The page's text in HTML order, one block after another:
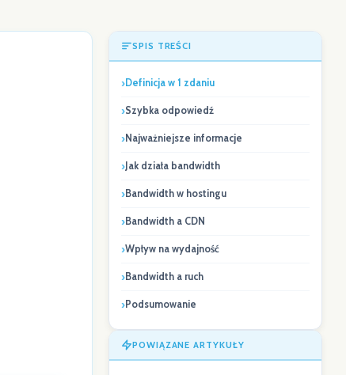
SPIS TREŚCI
Definicja w 1 zdaniu
Szybka odpowiedź
Najważniejsze informacje
Jak działa bandwidth
Bandwidth w hostingu
Bandwidth a CDN
Wpływ na wydajność
Bandwidth a ruch
Podsumowanie
POWIĄZANE ARTYKUŁY